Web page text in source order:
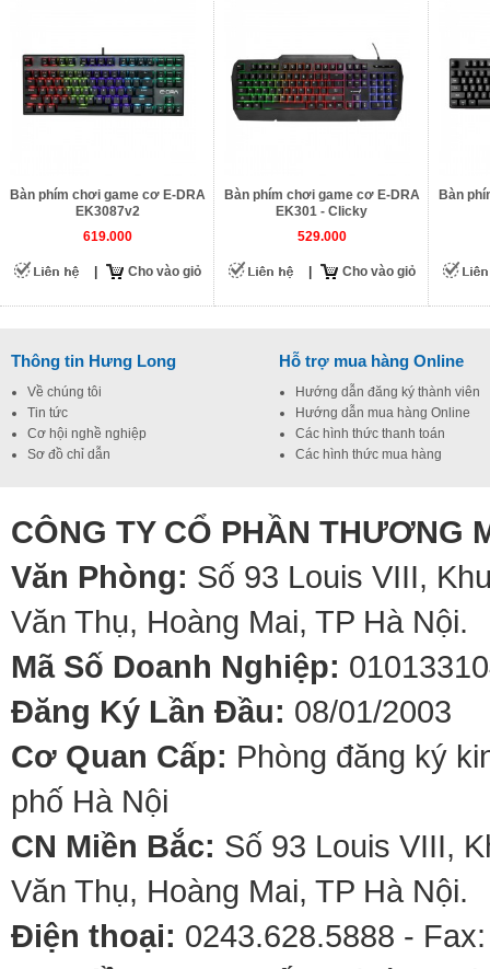
Bàn phím chơi game cơ E-DRA
EK3087v2
619.000
Cho vào giỏ
Bàn phím chơi game cơ E-DRA
EK301 - Clicky
529.000
Cho vào giỏ
Bàn
Thông tin Hưng Long
Về chúng tôi
Tin tức
Cơ hội nghề nghiệp
Sơ đồ chỉ dẫn
Hỗ trợ mua hàng Online
Hướng dẫn đăng ký thành viên
Hướng dẫn mua hàng Online
Các hình thức thanh toán
Các hình thức mua hàng
CÔNG TY CỔ PHẦN THƯƠNG
Văn Phòng: Số 93 Louis VIII,
Văn Thụ, Hoàng Mai, TP Hà Nội.
Mã Số Doanh Nghiệp:
Đăng Ký Lần Đầu: 08/01/2003
Cơ Quan Cấp: Phòng đăng ký
phố Hà Nội
CN Miền Bắc: Số 93 Louis VIII,
Văn Thụ, Hoàng Mai, TP Hà Nội.
Điện thoại: 0243.628.5888 -